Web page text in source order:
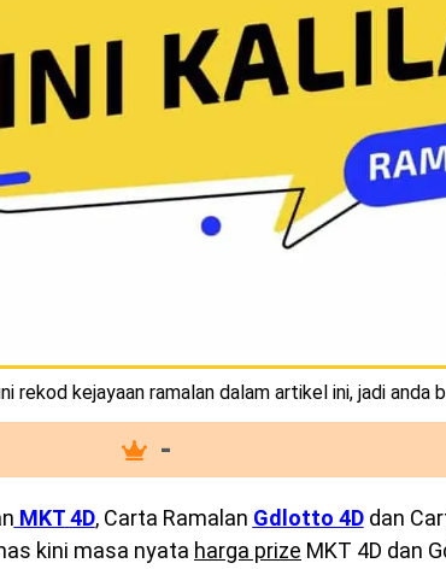
rekod kejayaan ramalan dalam artikel ini, jadi anda
-
MKT 4D, Carta Ramalan Gdlotto 4Ddan
kini masa nyata harga prize MKT 4D dan